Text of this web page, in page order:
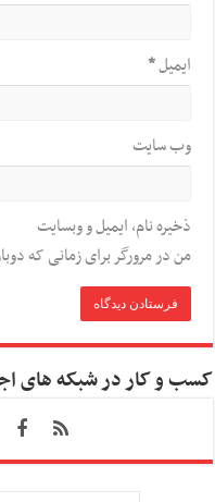
ایمیل*
وب‌ سایت
ذخیره نام، ایمیل و وبسایت
من در مرورگر برای زمانی که
کسب و کار در شبکه های